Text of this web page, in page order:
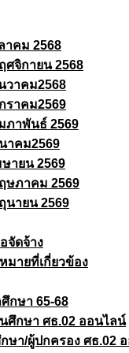
าคม 2568
ศจิกายน 2568
วาคม2568
ราคม2569
ภาพันธ์ 2569
าคม2569
ษายน 2569
ษภาคม 2569
นายน 2569
จัดจ้าง
มายที่เกี่ยวข้อง
กษา 65-68
ศึกษา ศธ.02 ออนไลน์
ษา/ผู้ปกครอง ศธ.02